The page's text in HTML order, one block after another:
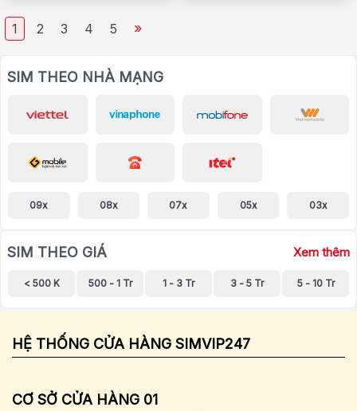
1 2 3 4 5 »
SIM THEO NHÀ MẠNG
09x 08x 07x 05x 03x
SIM THEO GIÁ Xem thêm
< 500 K 500 - 1 Tr 1 - 3 Tr 3 - 5 Tr 5 - 10 Tr
HỆ THỐNG CỬA HÀNG SIMVIP247
CƠ SỞ CỬA HÀNG 01